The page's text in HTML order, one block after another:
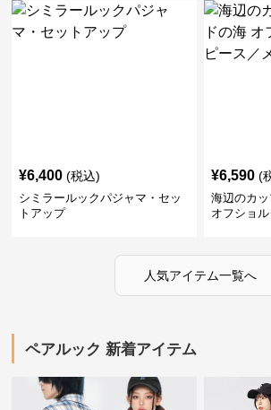
¥6,400 (税込)
シミラールックパジャマ・セッ
トアップ
¥6,590 (
海辺のカ
オフショ
人気アイテム一覧へ
ペアルック 新着アイテム